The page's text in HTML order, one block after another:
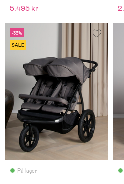
5.495 kr
-33%
SALE
På lager